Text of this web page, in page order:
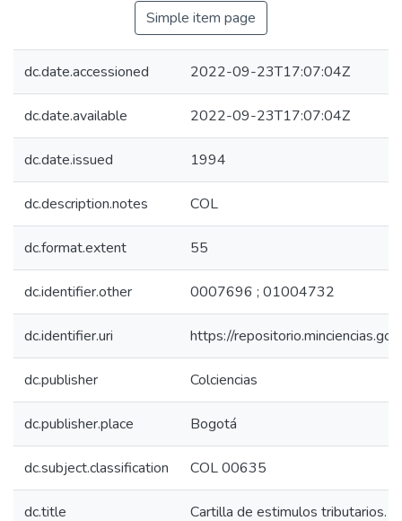
Simple item page
dc.date.accessioned 2022-09-23T17:07:04Z
dc.date.available 2022-09-23T17:07:04Z
dc.date.issued 1994
dc.description.notes COL
dc.format.extent 55
dc.identifier.other 0007696 ; 01004732
dc.identifier.uri https://
dc.publisher Colciencias
dc.publisher.place Bogotá
dc.subject.classification COL 00635
dc.title Cartilla de estimulos tributarios.